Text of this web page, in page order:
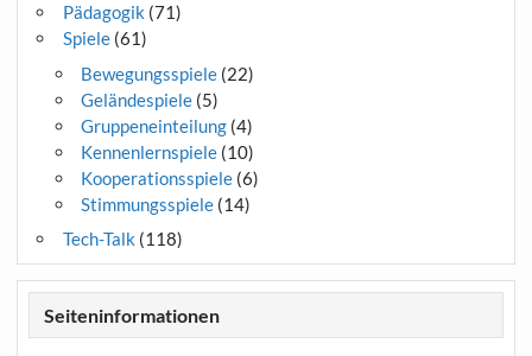
Pädagogik (71)
Spiele(61)
Bewegungsspiele(22)
Geländespiele(5)
Gruppeneinteilung(4)
Kennenlernspiele(10)
Kooperationsspiele(6)
Stimmungsspiele(14)
Tech-Talk (118)
Seiteninformationen